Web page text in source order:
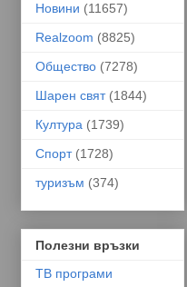
Новини (11657)
Realzoom (8825)
Общество (7278)
Шарен свят (1844)
Култура (1739)
Спорт (1728)
туризъм (374)
Полезни връзки
ТВ програми